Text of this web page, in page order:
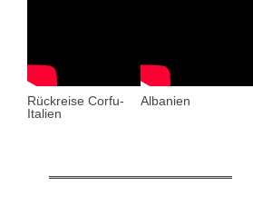
Rückreise Corfu-
Italien
Albanien